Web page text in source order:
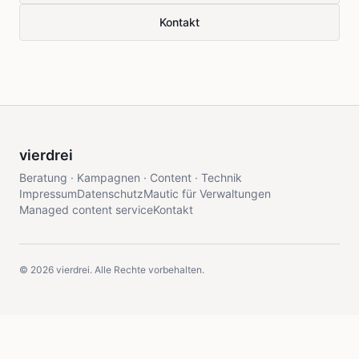
Kontakt
vierdrei
Beratung · Kampagnen · Content · Technik
ImpressumDatenschutzMautic für Verwaltungen
Managed content serviceKontakt
© 2026 vierdrei. Alle Rechte vorbehalten.